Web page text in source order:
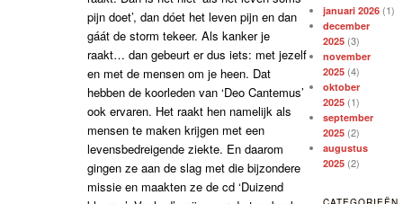
pijn doet’, dan dóet het leven pijn en dan
gáát de storm tekeer. Als kanker je
raakt… dan gebeurt er dus iets: met jezelf
en met de mensen om je heen. Dat
hebben de koorleden van ‘Deo Cantemus’
ook ervaren. Het raakt hen namelijk als
mensen te maken krijgen met een
levensbedreigende ziekte. En daarom
gingen ze aan de slag met die bijzondere
missie en maakten ze de cd ‘Duizend
januari 2026 (1)
december
2025 (3)
november
2025 (4)
oktober
2025 (1)
september
2025 (2)
augustus
2025 (2)